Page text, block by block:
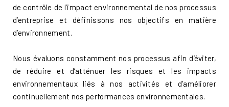
de contrôle de l’impact environnemental de nos processus
d’entreprise et définissons nos objectifs en matière
d’environnement.
Nous évaluons constamment nos processus afin d’éviter,
de réduire et d’atténuer les risques et les impacts
environnementaux liés à nos activités et d’améliorer
continuellement nos performances environnementales.